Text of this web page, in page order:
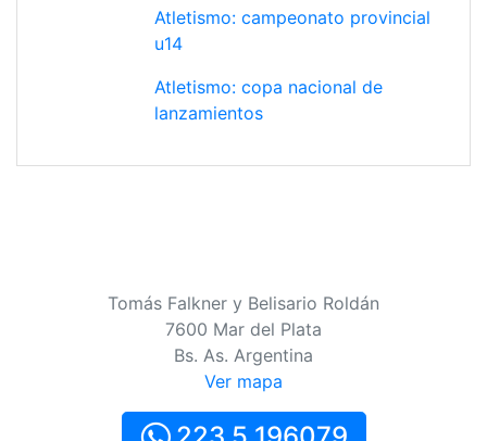
Atletismo: campeonato provincial
u14
Atletismo: copa nacional de
lanzamientos
Tomás Falkner y Belisario Roldán
7600 Mar del Plata
Bs. As. Argentina
Ver mapa